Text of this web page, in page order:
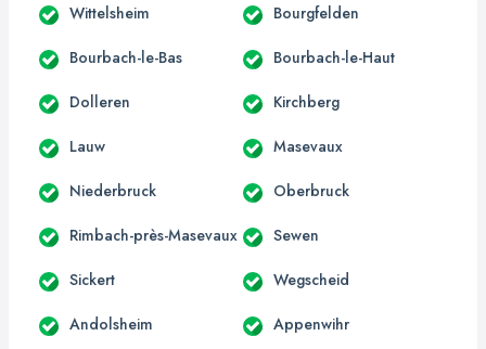
Wittelsheim Bourgfelden
Bourbach-le-Bas Bourbach-le-Haut
Dolleren Kirchberg
Lauw Masevaux
Niederbruck Oberbruck
Rimbach-près-Masevaux Sewen
Sickert Wegscheid
Andolsheim Appenwihr